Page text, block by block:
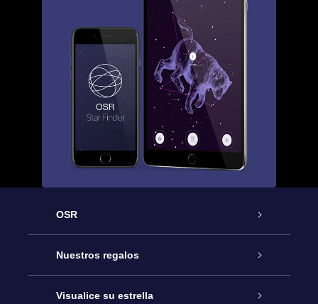
OSR
Atención
Contáctanos
Nuestros regalos
Regalo Estrella Online
Visualice su estrella